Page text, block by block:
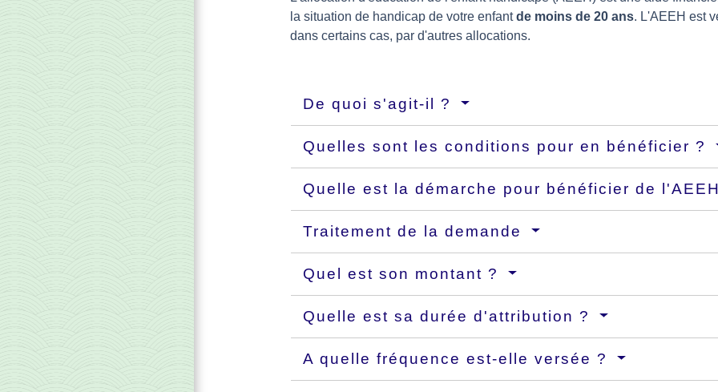
la situation de handicap de votre enfantde moins de 20 ans. L'AEEH est
dans certains cas, par d'autres allocations.
De quoi s'agit-il ?
Quelles sont les conditions pour en bénéficier ?
Quelle est la démarche pour bénéficier de
Traitement de la demande
Quel est son montant ?
Quelle est sa durée d'attribution ?
A quelle fréquence est-elle versée ?